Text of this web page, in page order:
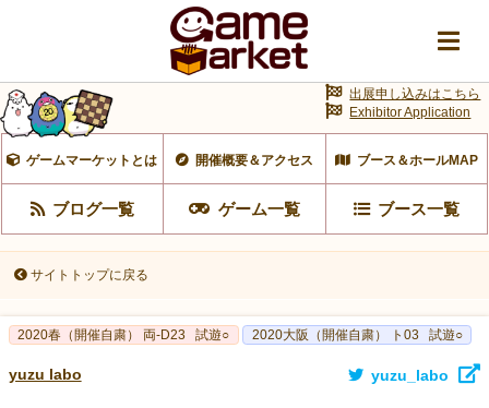
ゲームマーケットとは 開催概要＆アクセス ブース＆ホールMAP
ブログ一覧 ゲーム一覧 ブース一覧
出展申し込みはこちら
Exhibitor Application
サイトトップに戻る
2020春（開催自粛） 両-D23 試遊○ 2020大阪（開催自粛） ト03 試遊○
yuzu labo yuzu_labo